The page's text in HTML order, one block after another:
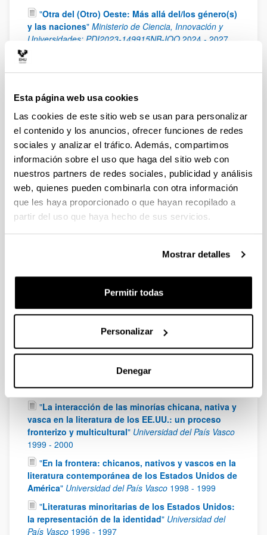
Esta página web usa cookies
Las cookies de este sitio web se usan para personalizar
el contenido y los anuncios, ofrecer funciones de redes
sociales y analizar el tráfico. Además, compartimos
información sobre el uso que haga del sitio web con
nuestros partners de redes sociales, publicidad y análisis
web, quienes pueden combinarla con otra información
que les haya proporcionado o que hayan recopilado a
partir del uso que haya hecho de sus servicios.
Mostrar detalles
Permitir todas
Personalizar
Denegar
"Otra del (Otro) Oeste: Más allá del/los género(s)
y las naciones" Ministerio de Ciencia, Innovación y
Universidades: PDI2023-149915NB-IOO 2024 - 2027
el cine y la cultura del siglo XXI. Un enfoque
Ciencia, Innovación y Universidades: PGC2018-
"El Nuevo Oeste Americano: Literatura, cine y
trasvases artísticos en un espacio transfronterizo y
multicultural"Proyecto de Investigación Fundamental
No Orientada (Ministerio de Ciencia e Innovación):
FFI2014-52738-P 2015-2017
"La literatura del oeste de los de los EE.UU. en el
siglo XXI: ¿un territorio sin fronteras?"Proyecto de
Investigación Fundamental No Orientada (Ministerio de
Ciencia e Innovación): FFI2011-23598. 2011-2014
Espacios literarios regionales y su proyección
- )"Proyecto de Investigación Fundamental No
Orientada (Ministerio de Ciencia e Innovación):
"Espacio, identidad y mito en la narrativa
contemporánea del Oeste norteamericano
Universidad del País Vasco 2003-2005
contemporánea de los Estados Unidos (1980-2000)
Universidad del País Vasco 2001-2003
"La interacción de las minorías chicana, nativa y
vasca en la literatura de los EE.UU.: un proceso
fronterizo y multicultural" Universidad del País Vasco
1999 - 2000
"En la frontera: chicanos, nativos y vascos en la
literatura contemporánea de los Estados Unidos de
América" Universidad del País Vasco 1998 - 1999
"Literaturas minoritarias de los Estados Unidos:
la representación de la identidad" Universidad del
País Vasco 1996 - 1997